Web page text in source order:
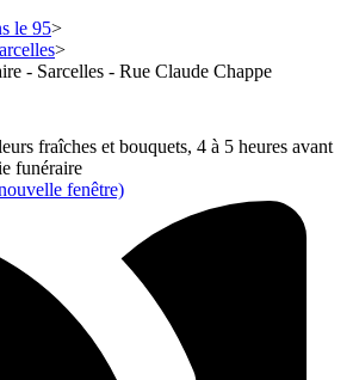
le 95
- Sarcelles - Rue Claude Chappe
fraîches et bouquets, 4 à 5 heures avant
funéraire
fenêtre)